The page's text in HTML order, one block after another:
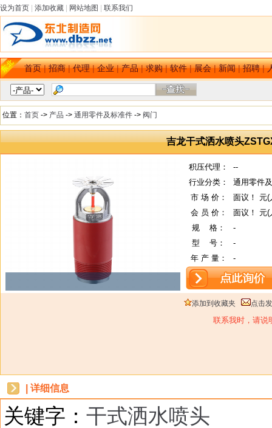
设为首页 添加收藏 网站地图 联系我们
首页|招商|代理|企业|产品|求购|软件|展会|新闻|招聘|
位置： 首页 -> 产品 -> 通用零件及标准件 -> 阀门
吉龙干式洒水喷头
积压代理：
--
行业分类：
通用零件
市 场 价：
面议！ 元(
会 员 价：
面议！ 元(
规
格：
-
型
号：
-
年 产 量：
-
添加到收藏夹 点击
联系我时，请说
| 详细信息
关键字： 干式洒水喷头